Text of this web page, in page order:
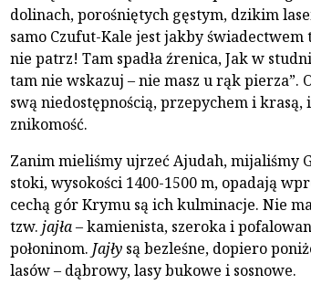
dolinach, porośniętych gęstym, dzikim
samo Czufut-Kale jest jakby
nie patrz! Tam spadła źrenica, Jak w
tam nie wskazuj – nie masz u rąk
swą niedostępnością, przepychem i
znikomość.
Zanim mieliśmy ujrzeć Ajudah, mijaliśmy
stoki, wysokości 1400-1500 m, opadają
cechą gór Krymu są ich kulminacje. Nie
tzw. jajła– kamienista, szeroka i
połoninom. Jajłysą bezleśne, dopiero
lasów – dąbrowy, lasy bukowe i sosnowe.